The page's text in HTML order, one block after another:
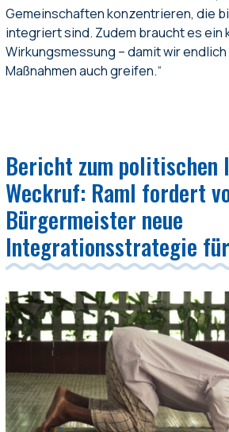
Gemeinschaften konzentrieren, die
integriert sind. Zudem braucht es ein
Wirkungsmessung – damit wir
Maßnahmen auch greifen.“
Bericht zum politischen
Weckruf: Raml fordert
Bürgermeister neue
Integrationsstrategie